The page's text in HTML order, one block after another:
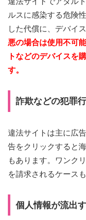
ルスに感染する危険
した代償に、デバイ
悪の場合は使用不可
トなどのデバイスを
す。
詐欺などの犯罪
違法サイトは主に広
告をクリックすると
もあります。ワンク
を請求されるケース
個人情報が流出